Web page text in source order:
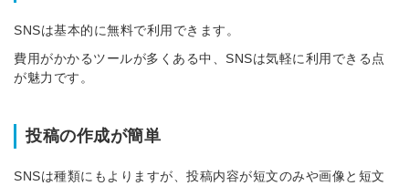
SNSは基本的に無料で利用できます。
費用がかかるツールが多くある中、SNSは気軽に利用できる点
が魅力です。
投稿の作成が簡単
SNSは種類にもよりますが、投稿内容が短文のみや画像と短文